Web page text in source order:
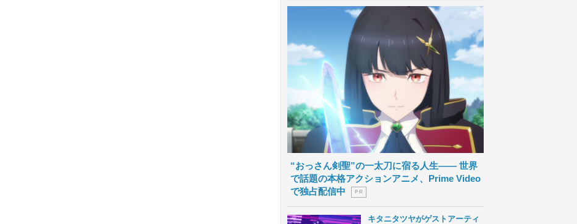
“おっさん剣聖”の一太刀に宿る人生―― 世界
で話題の本格アクションアニメ、Prime Video
で独占配信中
P R
キタニタツヤがゲストアーティ